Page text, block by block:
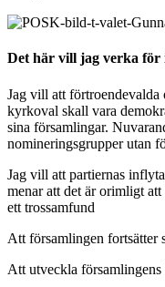
Det här vill jag verka för
Jag vill att förtroendevalda
kyrkoval skall vara
sina församlingar.
nomineringsgrupper utan
Jag vill att partiernas
menar att det är orimligt
ett trossamfund
Att församlingen fortsätter
Att utveckla